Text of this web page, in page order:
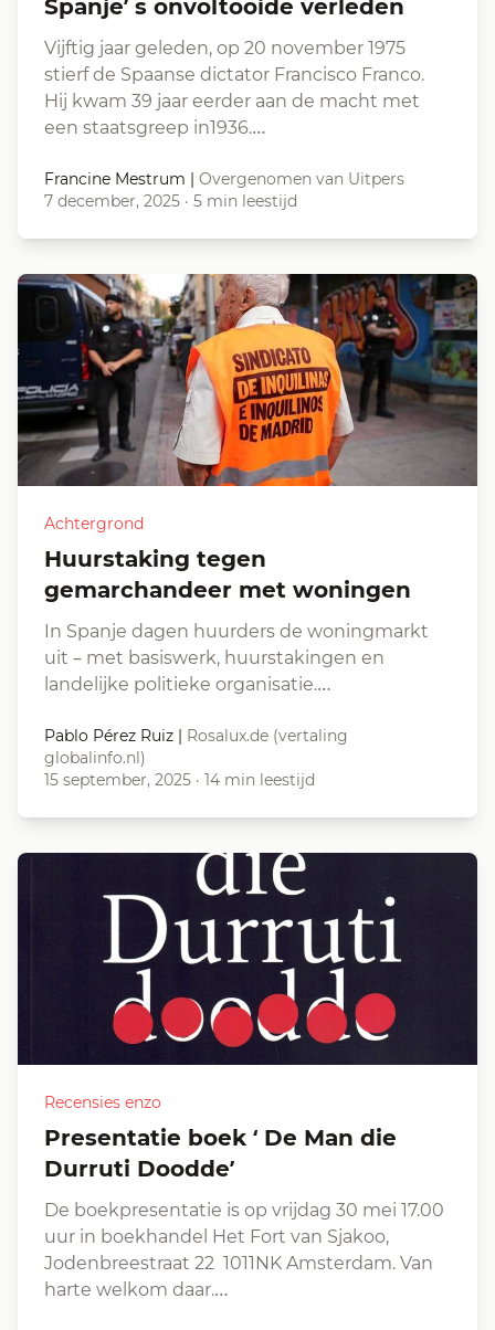
Spanje’ s onvoltooide verleden
Vijftig jaar geleden, op 20 november 1975
stierf de Spaanse dictator Francisco Franco.
Hij kwam 39 jaar eerder aan de macht met
een staatsgreep in1936.…
Francine Mestrum | Overgenomen van Uitpers
7 december, 2025 · 5 min leestijd
Achtergrond
Huurstaking tegen
gemarchandeer met woningen
In Spanje dagen huurders de woningmarkt
uit – met basiswerk, huurstakingen en
landelijke politieke organisatie.…
Pablo Pérez Ruiz | Rosalux.de (vertaling
globalinfo.nl)
15 september, 2025 · 14 min leestijd
Recensies enzo
Presentatie boek ‘ De Man die
Durruti Doodde’
De boekpresentatie is op vrijdag 30 mei 17.00
uur in boekhandel Het Fort van Sjakoo,
Jodenbreestraat 22 1011NK Amsterdam. Van
harte welkom daar.…